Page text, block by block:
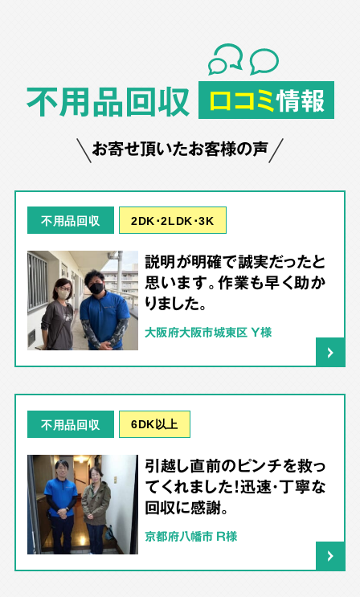
不用品回収 口コミ情報
お寄せ頂いたお客様の声
不用品回収 2DK･2LDK･3K
説明が明確で誠実だったと
思います。作業も早く助か
りました。
大阪府大阪市城東区 Y様
不用品回収 6DK以上
引越し直前のピンチを救っ
てくれました！迅速・丁寧な
回収に感謝。
京都府八幡市 R様